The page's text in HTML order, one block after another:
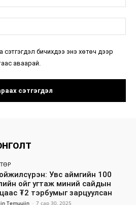
сэтгэгдэл бичихдээ энэ хөтөч дээр
аваарай.
Увс аймгийн 100
ойг угтаж миний сайдын
₮2 тэрбумыг зарцуулсан
Temuujin - 7 сар 30, 2025